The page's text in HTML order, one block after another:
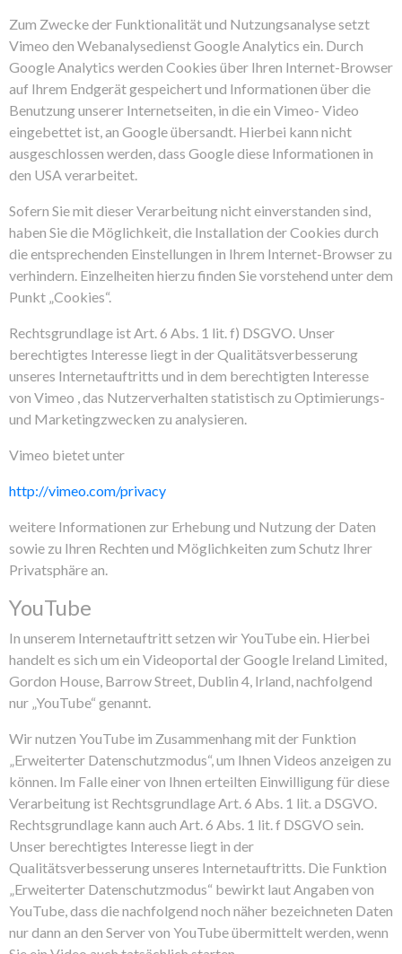
Zum Zwecke der Funktionalität und Nutzungsanalyse setzt
Vimeo den Webanalysedienst Google Analytics ein. Durch
Google Analytics werden Cookies über Ihren Internet-Browser
auf Ihrem Endgerät gespeichert und Informationen über die
Benutzung unserer Internetseiten, in die ein Vimeo- Video
eingebettet ist, an Google übersandt. Hierbei kann nicht
ausgeschlossen werden, dass Google diese Informationen in
den USA verarbeitet.
Sofern Sie mit dieser Verarbeitung nicht einverstanden sind,
haben Sie die Möglichkeit, die Installation der Cookies durch
die entsprechenden Einstellungen in Ihrem Internet-Browser zu
verhindern. Einzelheiten hierzu finden Sie vorstehend unter dem
Punkt „Cookies“.
Rechtsgrundlage ist Art. 6 Abs. 1 lit. f) DSGVO. Unser
berechtigtes Interesse liegt in der Qualitätsverbesserung
unseres Internetauftritts und in dem berechtigten Interesse
von Vimeo , das Nutzerverhalten statistisch zu Optimierungs-
und Marketingzwecken zu analysieren.
Vimeo bietet unter
http://vimeo.com/privacy
weitere Informationen zur Erhebung und Nutzung der Daten
sowie zu Ihren Rechten und Möglichkeiten zum Schutz Ihrer
Privatsphäre an.
YouTube
In unserem Internetauftritt setzen wir YouTube ein. Hierbei
handelt es sich um ein Videoportal der Google Ireland Limited,
Gordon House, Barrow Street, Dublin 4, Irland, nachfolgend
nur „YouTube“ genannt.
Wir nutzen YouTube im Zusammenhang mit der Funktion
„Erweiterter Datenschutzmodus“, um Ihnen Videos anzeigen zu
können. Im Falle einer von Ihnen erteilten Einwilligung für diese
Verarbeitung ist Rechtsgrundlage Art. 6 Abs. 1 lit. a DSGVO.
Rechtsgrundlage kann auch Art. 6 Abs. 1 lit. f DSGVO sein.
Unser berechtigtes Interesse liegt in der
Qualitätsverbesserung unseres Internetauftritts. Die Funktion
„Erweiterter Datenschutzmodus“ bewirkt laut Angaben von
YouTube, dass die nachfolgend noch näher bezeichneten Daten
nur dann an den Server von YouTube übermittelt werden, wenn